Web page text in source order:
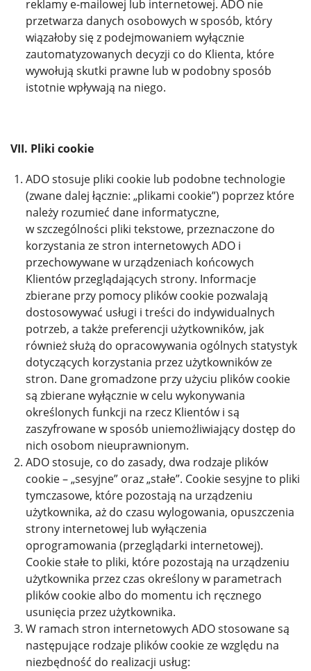
reklamy e-mailowej lub internetowej. ADO nie
przetwarza danych osobowych w sposób, który
wiązałoby się z podejmowaniem wyłącznie
zautomatyzowanych decyzji co do Klienta, które
wywołują skutki prawne lub w podobny sposób
istotnie wpływają na niego.
VII. Pliki cookie
ADO stosuje pliki cookie lub podobne technologie
(zwane dalej łącznie: „plikami cookie”) poprzez które
należy rozumieć dane informatyczne,
w szczególności pliki tekstowe, przeznaczone do
korzystania ze stron internetowych ADO i
przechowywane w urządzeniach końcowych
Klientów przeglądających strony. Informacje
zbierane przy pomocy plików cookie pozwalają
dostosowywać usługi i treści do indywidualnych
potrzeb, a także preferencji użytkowników, jak
również służą do opracowywania ogólnych statystyk
dotyczących korzystania przez użytkowników ze
stron. Dane gromadzone przy użyciu plików cookie
są zbierane wyłącznie w celu wykonywania
określonych funkcji na rzecz Klientów i są
zaszyfrowane w sposób uniemożliwiający dostęp do
nich osobom nieuprawnionym.
ADO stosuje, co do zasady, dwa rodzaje plików
cookie – „sesyjne” oraz „stałe”. Cookie sesyjne to pliki
tymczasowe, które pozostają na urządzeniu
użytkownika, aż do czasu wylogowania, opuszczenia
strony internetowej lub wyłączenia
oprogramowania (przeglądarki internetowej).
Cookie stałe to pliki, które pozostają na urządzeniu
użytkownika przez czas określony w parametrach
plików cookie albo do momentu ich ręcznego
usunięcia przez użytkownika.
W ramach stron internetowych ADO stosowane są
następujące rodzaje plików cookie ze względu na
niezbędność do realizacji usług: